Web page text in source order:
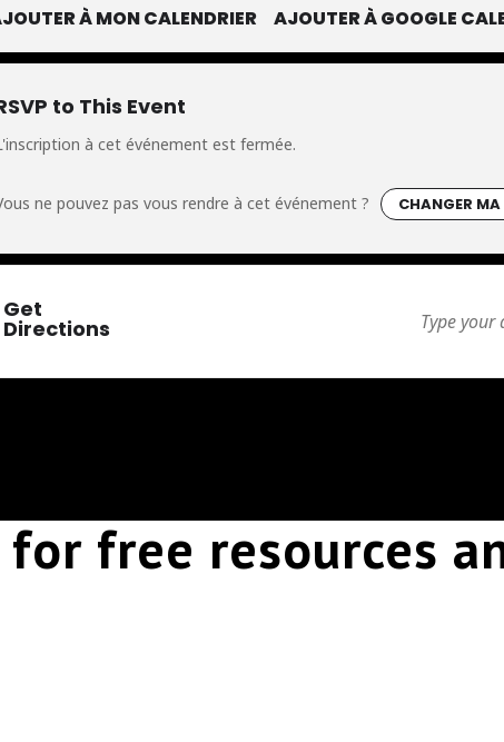
À MON CALENDRIER AJOUTER À GOOGLE
to This Event
à cet événement est fermée.
ne pouvez pas vous rendre à cet événement ? CHANGER
Get
Directions
free resources